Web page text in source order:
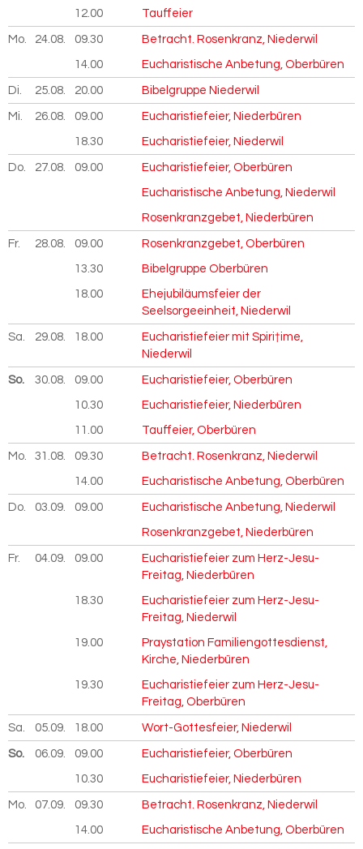
12.00 Tauffeier
Mo. 24.08. 2026
09.30 Betracht. Rosenkranz, Niederwil
14.00 Eucharistische Anbetung, Oberbüren
Di. 25.08. 2026
20.00 Bibelgruppe Niederwil
Mi. 26.08. 2026
09.00 Eucharistiefeier, Niederbüren
18.30 Eucharistiefeier, Niederwil
Do. 27.08. 2026
09.00 Eucharistiefeier, Oberbüren
Eucharistische Anbetung, Niederwil
Rosenkranzgebet, Niederbüren
Fr. 28.08. 2026
09.00 Rosenkranzgebet, Oberbüren
13.30 Bibelgruppe Oberbüren
18.00
Ehejubiläumsfeier der
Seelsorgeeinheit, Niederwil
Sa. 29.08. 2026
18.00
Eucharistiefeier mit Spiri†ime,
Niederwil
So. 30.08. 2026
09.00 Eucharistiefeier, Oberbüren
10.30 Eucharistiefeier, Niederbüren
11.00 Tauffeier, Oberbüren
Mo. 31.08. 2026
09.30 Betracht. Rosenkranz, Niederwil
14.00 Eucharistische Anbetung, Oberbüren
Do. 03.09. 2026
09.00 Eucharistische Anbetung, Niederwil
Rosenkranzgebet, Niederbüren
Fr. 04.09. 2026
09.00
Eucharistiefeier zum Herz-Jesu-
Freitag, Niederbüren
18.30
Eucharistiefeier zum Herz-Jesu-
Freitag, Niederwil
19.00
Praystation Familiengottesdienst,
Kirche, Niederbüren
19.30
Eucharistiefeier zum Herz-Jesu-
Freitag, Oberbüren
Sa. 05.09. 2026
18.00 Wort-Gottesfeier, Niederwil
So. 06.09. 2026
09.00 Eucharistiefeier, Oberbüren
10.30 Eucharistiefeier, Niederbüren
Mo. 07.09. 2026
09.30 Betracht. Rosenkranz, Niederwil
14.00 Eucharistische Anbetung, Oberbüren